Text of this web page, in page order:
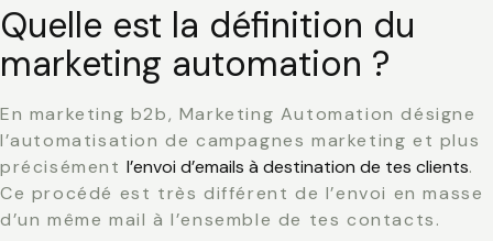
Quelle est la définition du
marketing automation ?
En marketing b2b, Marketing Automation désigne
l’automatisation de campagnes marketing et plus
précisémentl’envoi d’emails à destination de tes clients.
Ce procédé est très différent de l’envoi en masse
d’un même mail à l’ensemble de tes contacts.